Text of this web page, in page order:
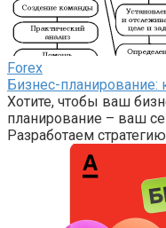
Forex
Бизнес-планирование:
Хотите, чтобы ваш
планирование – ваш
Разработаем